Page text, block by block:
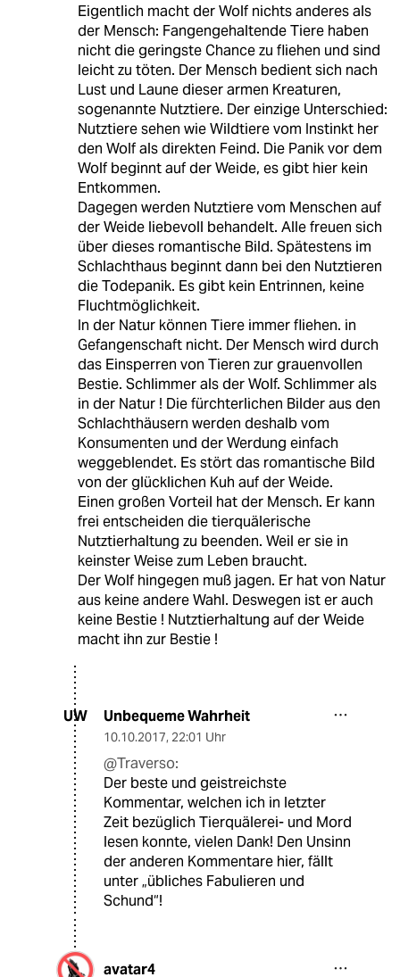
Eigentlich macht der Wolf nichts anderes als
der Mensch: Fangengehaltende Tiere haben
nicht die geringste Chance zu fliehen und sind
leicht zu töten. Der Mensch bedient sich nach
Lust und Laune dieser armen Kreaturen,
sogenannte Nutztiere. Der einzige Unterschied:
Nutztiere sehen wie Wildtiere vom Instinkt her
den Wolf als direkten Feind. Die Panik vor dem
Wolf beginnt auf der Weide, es gibt hier kein
Entkommen.
Dagegen werden Nutztiere vom Menschen auf
der Weide liebevoll behandelt. Alle freuen sich
über dieses romantische Bild. Spätestens im
Schlachthaus beginnt dann bei den Nutztieren
die Todepanik. Es gibt kein Entrinnen, keine
Fluchtmöglichkeit.
In der Natur können Tiere immer fliehen. in
Gefangenschaft nicht. Der Mensch wird durch
das Einsperren von Tieren zur grauenvollen
Bestie. Schlimmer als der Wolf. Schlimmer als
in der Natur ! Die fürchterlichen Bilder aus den
Schlachthäusern werden deshalb vom
Konsumenten und der Werdung einfach
weggeblendet. Es stört das romantische Bild
von der glücklichen Kuh auf der Weide.
Einen großen Vorteil hat der Mensch. Er kann
frei entscheiden die tierquälerische
Nutztierhaltung zu beenden. Weil er sie in
keinster Weise zum Leben braucht.
Der Wolf hingegen muß jagen. Er hat von Natur
aus keine andere Wahl. Deswegen ist er auch
keine Bestie ! Nutztierhaltung auf der Weide
macht ihn zur Bestie !
UW Unbequeme Wahrheit
10.10.2017, 22:01 Uhr
@Traverso:
Der beste und geistreichste
Kommentar, welchen ich in letzter
Zeit bezüglich Tierquälerei- und Mord
lesen konnte, vielen Dank! Den Unsinn
der anderen Kommentare hier, fällt
unter „übliches Fabulieren und
Schund“!
avatar4